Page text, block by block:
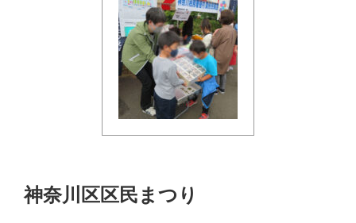
神奈川区区民まつり